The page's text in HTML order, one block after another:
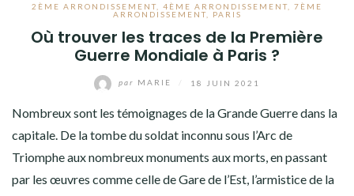
2ÈME ARRONDISSEMENT 4ÈME ARRONDISSEMENT
7ÈME
ARRONDISSEMENT, PARIS
Où trouver les traces de la Première
Guerre Mondiale à Paris ?
par MARIE 18 JUIN 2021
Nombreux sont les témoignages de la Grande Guerre dans la
capitale. De la tombe du soldat inconnu sous l’Arc de
Triomphe aux nombreux monuments aux morts, en passant
par les œuvres comme celle de Gare de l’Est, l’armistice de la